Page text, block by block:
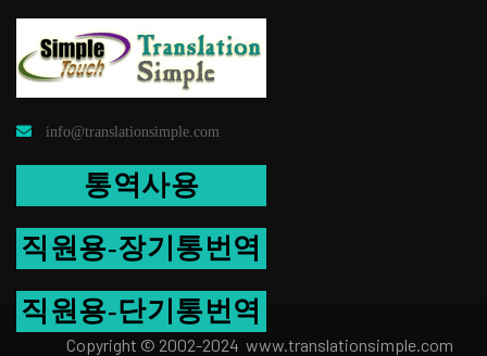
info@translationsimple.com
통역사용
직원용-장기통번역
직원용-단기통번역
Copyright © 2002-2024